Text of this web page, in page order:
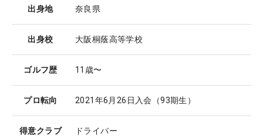
出身地 奈良県
出身校 大阪桐蔭高等学校
ゴルフ歴 11歳〜
プロ転向 2021年6月26日入会（93期生）
得意クラブ ドライバー